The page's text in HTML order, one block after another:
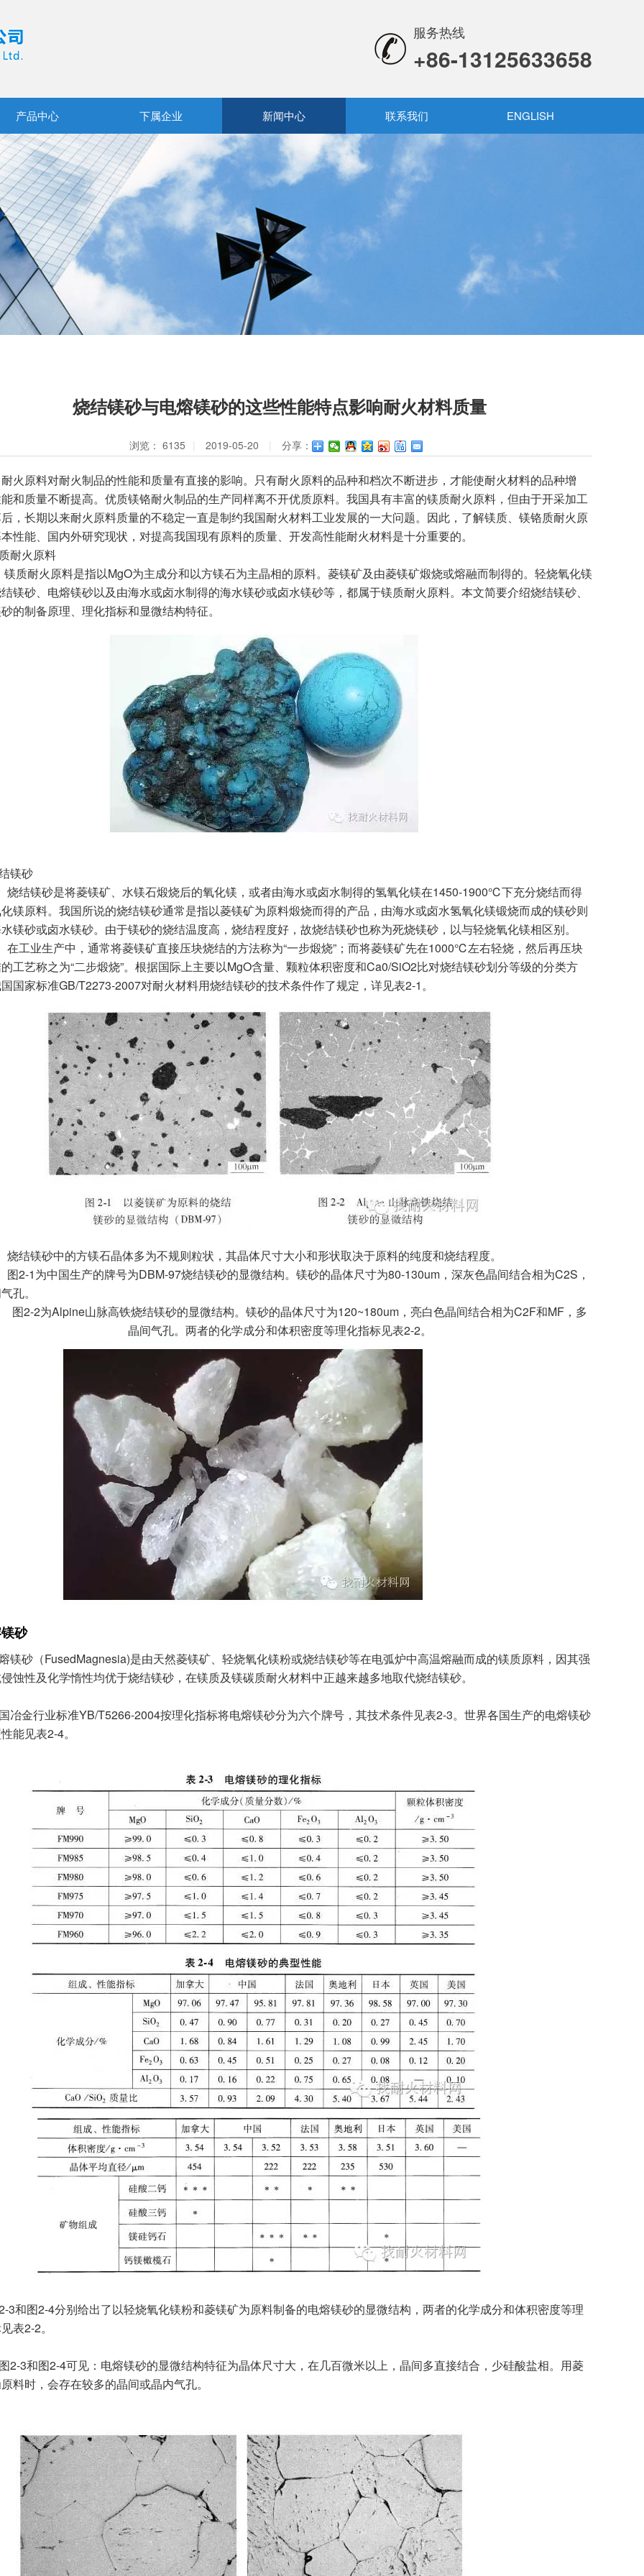
服务热线
+86-13125633658
产品中心 下属企业 新闻中心 联系我们 ENGLISH
烧结镁砂与电熔镁砂的这些性能特点影响耐火材料质量
浏览： 6135 2019-05-20 分享：
原料对耐火制品的性能和质量有直接的影响。只有耐火原料的品种和档次不断进步，才能使耐火材料的品种增
和质量不断提高。优质镁铬耐火制品的生产同样离不开优质原料。我国具有丰富的镁质耐火原料，但由于开采加工
，长期以来耐火原料质量的不稳定一直是制约我国耐火材料工业发展的一大问题。因此，了解镁质、镁铬质耐火原
性能、国内外研究现状，对提高我国现有原料的质量、开发高性能耐火材料是十分重要的。
耐火原料
耐火原料是指以MgO为主成分和以方镁石为主晶相的原料。菱镁矿及由菱镁矿煅烧或熔融而制得的。轻烧氧化镁
镁砂、电熔镁砂以及由海水或卤水制得的海水镁砂或卤水镁砂等，都属于镁质耐火原料。本文简要介绍烧结镁砂、
的制备原理、理化指标和显微结构特征。
镁砂
镁砂是将菱镁矿、水镁石煅烧后的氧化镁，或者由海水或卤水制得的氢氧化镁在1450-1900℃下充分烧结而得
镁原料。我国所说的烧结镁砂通常是指以菱镁矿为原料煅烧而得的产品，由海水或卤水氢氧化镁锻烧而成的镁砂则
镁砂或卤水镁砂。由于镁砂的烧结温度高，烧结程度好，故烧结镁砂也称为死烧镁砂，以与轻烧氧化镁相区别。
业生产中，通常将菱镁矿直接压块烧结的方法称为“一步煅烧”；而将菱镁矿先在1000℃左右轻烧，然后再压块
工艺称之为“二步煅烧”。根据国际上主要以MgO含量、颗粒体积密度和Ca0/SiO2比对烧结镁砂划分等级的分类方
国家标准GB/T2273-2007对耐火材料用烧结镁砂的技术条件作了规定，详见表2-1。
镁砂中的方镁石晶体多为不规则粒状，其晶体尺寸大小和形状取决于原料的纯度和烧结程度。
1为中国生产的牌号为DBM-97烧结镁砂的显微结构。镁砂的晶体尺寸为80-130um，深灰色晶间结合相为C2S，
孔。
2-2为Alpine山脉高铁烧结镁砂的显微结构。镁砂的晶体尺寸为120~180um，亮白色晶间结合相为C2F和MF，多
晶间气孔。两者的化学成分和体积密度等理化指标见表2-2。
砂
镁砂（FusedMagnesia)是由天然菱镁矿、轻烧氧化镁粉或烧结镁砂等在电弧炉中高温熔融而成的镁质原料，因其强
蚀性及化学惰性均优于烧结镁砂，在镁质及镁碳质耐火材料中正越来越多地取代烧结镁砂。
冶金行业标准YB/T5266-2004按理化指标将电熔镁砂分为六个牌号，其技术条件见表2-3。世界各国生产的电熔镁砂
能见表2-4。
3和图2-4分别给出了以轻烧氧化镁粉和菱镁矿为原料制备的电熔镁砂的显微结构，两者的化学成分和体积密度等理
表2-2。
2-3和图2-4可见：电熔镁砂的显微结构特征为晶体尺寸大，在几百微米以上，晶间多直接结合，少硅酸盐相。用菱
料时，会存在较多的晶间或晶内气孔。